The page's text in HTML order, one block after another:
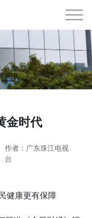
金时代
作者：广东珠江电视
台
健康更有保障